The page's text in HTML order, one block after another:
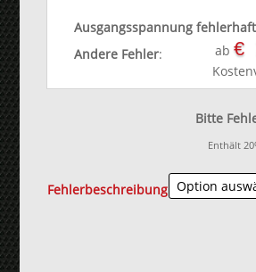
Ausgangsspannung fehlerhaft
ab €
Andere Fehler:
Bitte
Enthält
Fehlerbeschreibung